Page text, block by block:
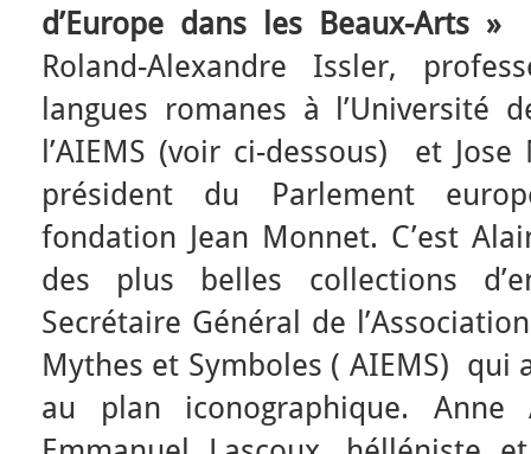
d’Europe dans les Beaux-Arts »
Roland-Alexandre Issler,
langues romanes à l’Université
l’AIEMS (voir ci-dessous) et
président du Parlement
fondation Jean Monnet. C’est
des plus belles collections
Secrétaire Général de
Mythes et Symboles ( AIEMS) qui
au plan iconographique. Anne